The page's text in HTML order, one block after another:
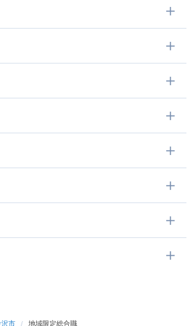
沢市 / 地域限定総合職